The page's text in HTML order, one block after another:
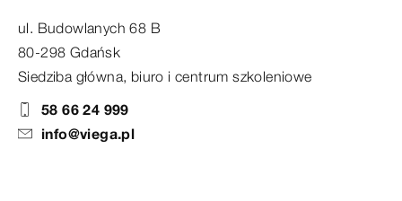
ul. Budowlanych 68 B
80-298 Gdańsk
Siedziba główna, biuro i centrum szkoleniowe
58 66 24 999
info@viega.pl